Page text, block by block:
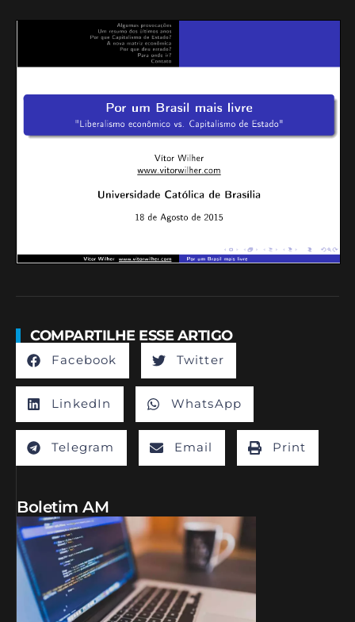
COMPARTILHE ESSE ARTIGO
Facebook Twitter
LinkedIn WhatsApp
Telegram Email Print
Boletim AM